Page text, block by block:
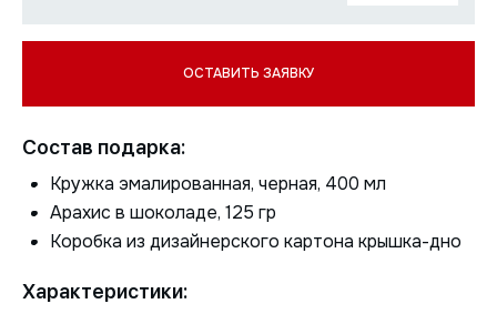
Состав подарка:
Кружка эмалированная, черная, 400 мл
Арахис в шоколаде, 125 гр
Коробка из дизайнерского картона крышка-дно
Характеристики: